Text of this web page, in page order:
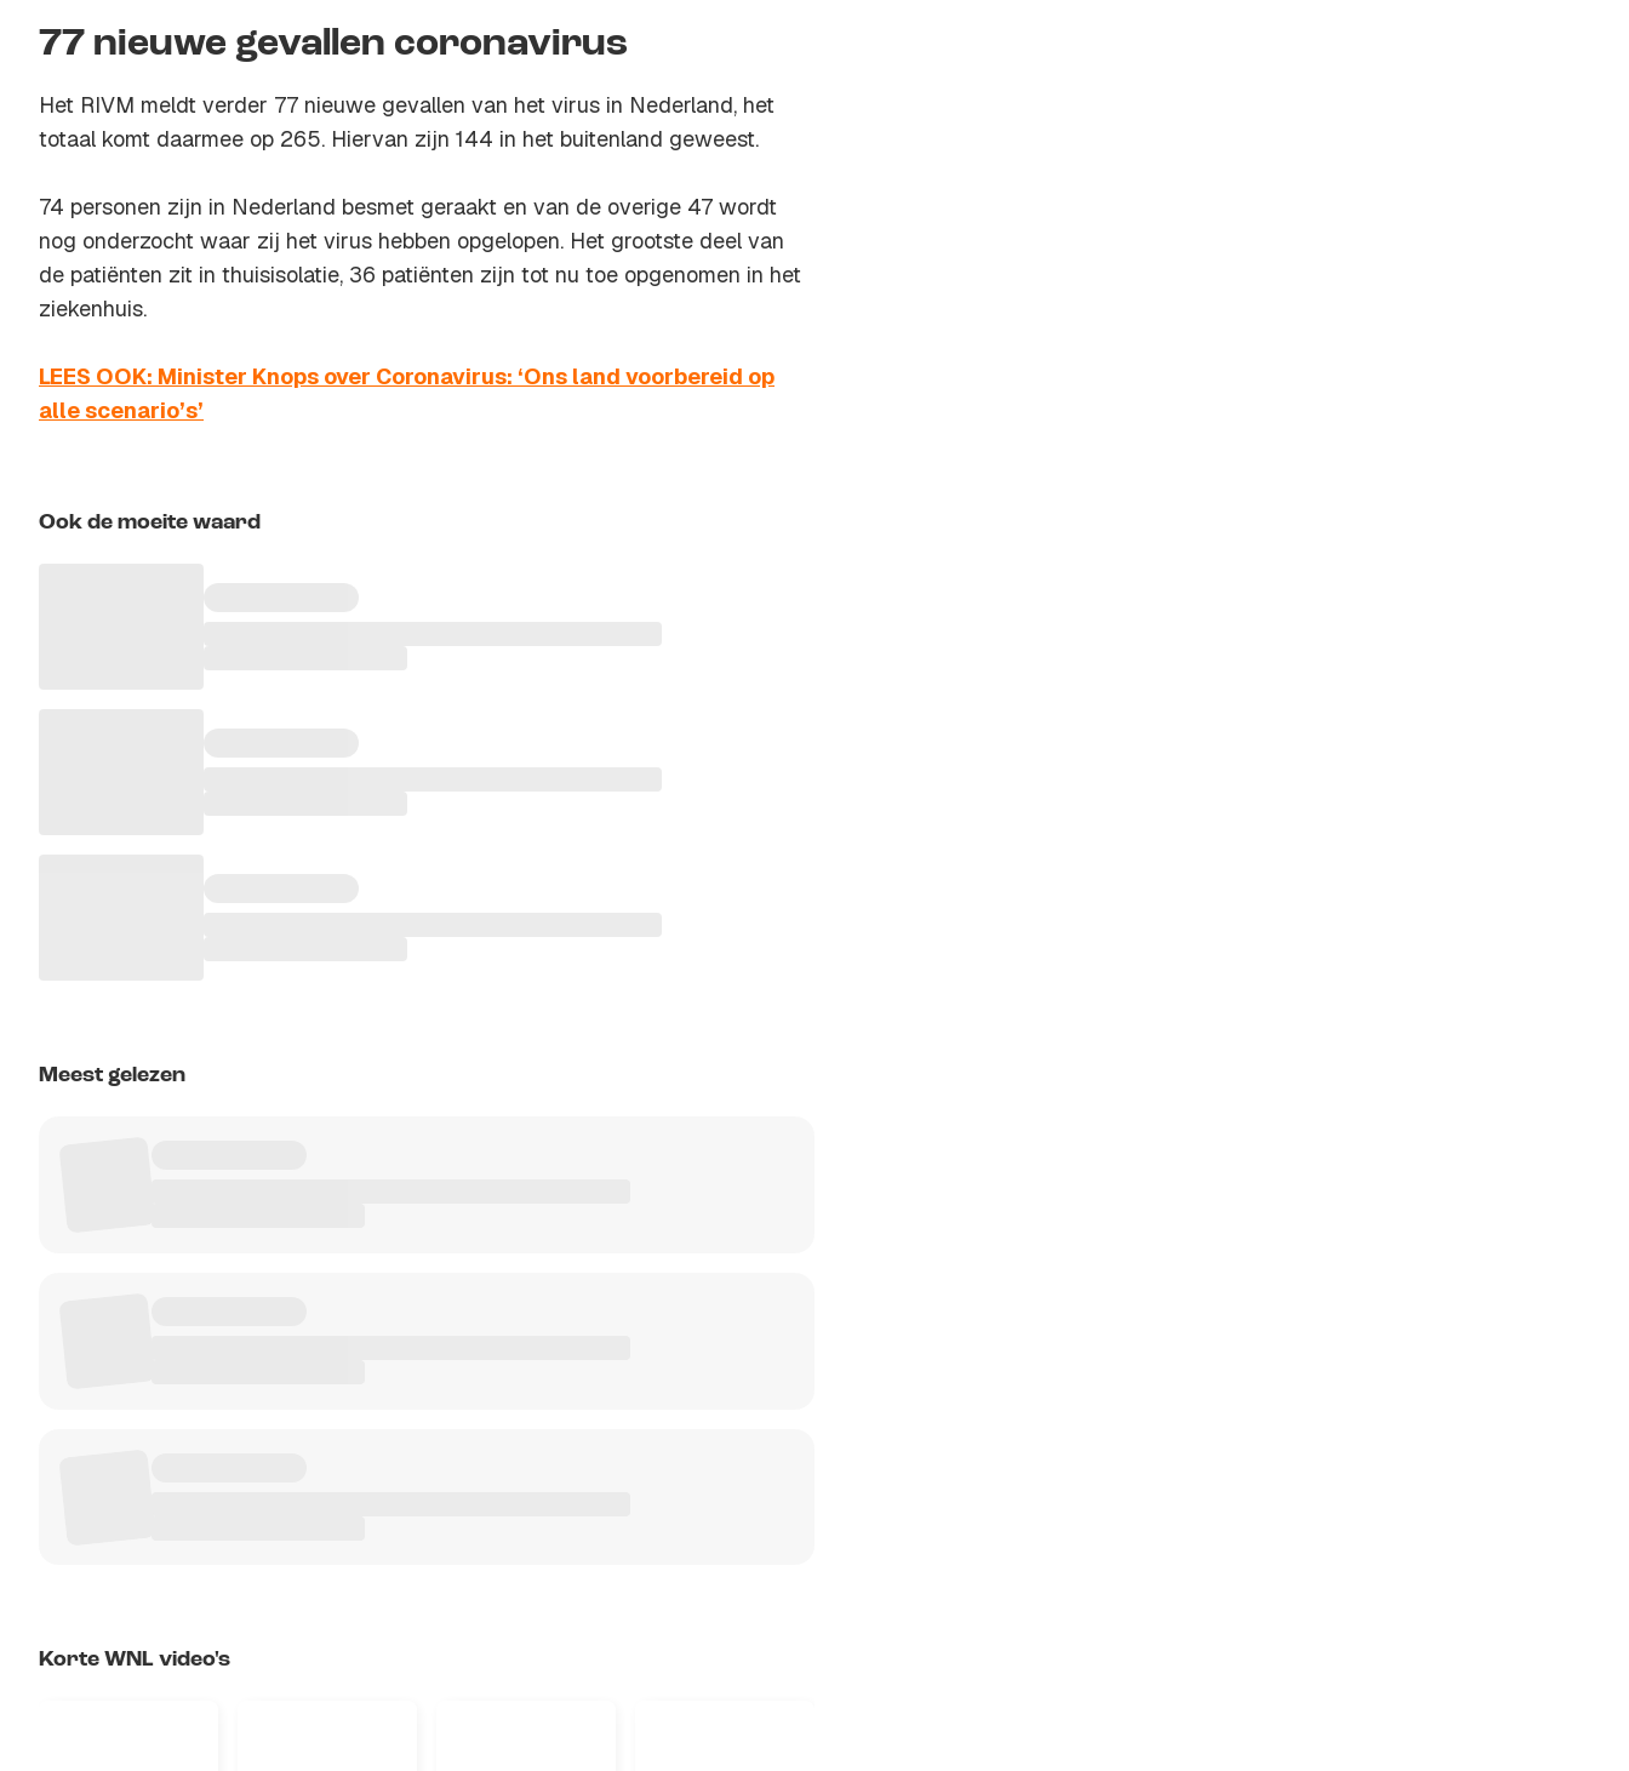
77 nieuwe gevallen coronavirus
Het RIVM meldt verder 77 nieuwe gevallen van het virus in Nederland, het
totaal komt daarmee op 265. Hiervan zijn 144 in het buitenland geweest.
74 personen zijn in Nederland besmet geraakt en van de overige 47 wordt
nog onderzocht waar zij het virus hebben opgelopen. Het grootste deel van
de patiënten zit in thuisisolatie, 36 patiënten zijn tot nu toe opgenomen in het
ziekenhuis.
LEES OOK: Minister Knops over Coronavirus: ‘Ons land voorbereid op
alle scenario’s’
Ook de moeite waard
Meest gelezen
Korte WNL video's